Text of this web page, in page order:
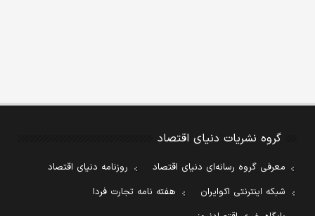
گروه نشریات دنیای اقتصاد
معرفی گروه رسانه‌ای دنیای اقتصاد
روزنامه دنیای اقتصاد
شبکه اینترنتی اکوایران
هفته نامه تجارت فردا